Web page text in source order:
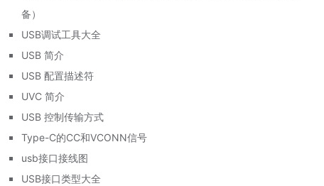
备）
USB调试工具大全
USB 简介
USB 配置描述符
UVC 简介
USB 控制传输方式
Type-C的CC和VCONN信号
usb接口接线图
USB接口类型大全